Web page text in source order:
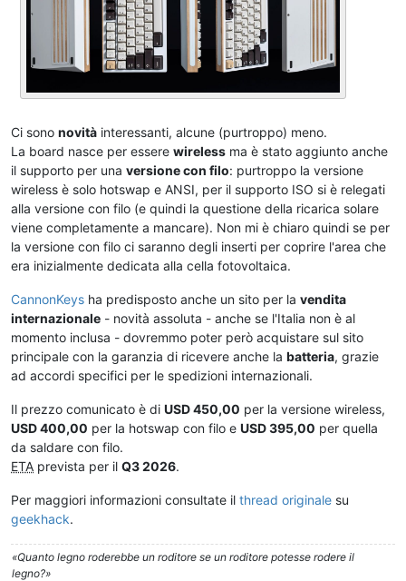
Ci sono novità interessanti, alcune (purtroppo) meno.
La board nasce per essere wireless ma è stato aggiunto anche
il supporto per una versione con filo: purtroppo la versione
wireless è solo hotswap e ANSI, per il supporto ISO si è relegati
alla versione con filo (e quindi la questione della ricarica solare
viene completamente a mancare). Non mi è chiaro quindi se per
la versione con filo ci saranno degli inserti per coprire l'area che
era inizialmente dedicata alla cella fotovoltaica.
CannonKeys ha predisposto anche un sito per la vendita
internazionale - novità assoluta - anche se l'Italia non è al
momento inclusa - dovremmo poter però acquistare sul sito
principale con la garanzia di ricevere anche la batteria, grazie
ad accordi specifici per le spedizioni internazionali.
Il prezzo comunicato è di USD 450,00 per la versione wireless,
USD 400,00 per la hotswap con filo e USD 395,00 per quella
da saldare con filo.
ETA prevista per il Q3 2026.
Per maggiori informazioni consultate il thread originale su
geekhack.
«Quanto legno roderebbe un roditore se un roditore potesse rodere il
legno?»